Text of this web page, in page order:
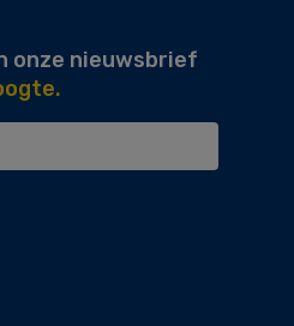
onze nieuwsbrief